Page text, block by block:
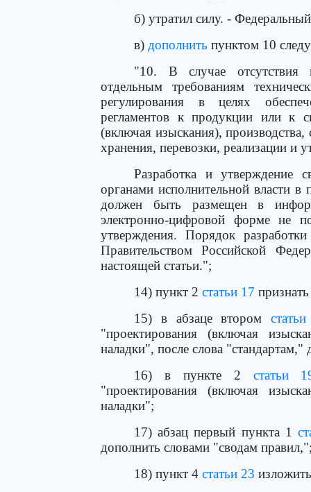
б) утратил силу. -
в) дополнить пунктом 10
"10. В случае отсутствия
отдельным требованиям
регулирования в целях
регламентов к продукции или к
(включая изыскания), производства,
хранения, перевозки, реализации и
Разработка и утверждение
органами исполнительной власти
должен быть размещен в
электронно-цифровой форме не
утверждения. Порядок
Правительством Российской
настоящей статьи.";
14) пункт 2 статьи 17
15) в абзаце втором
"проектирования (включая
наладки", после слова
16) в пункте 2 статьи
"проектирования (включая
наладки";
17) абзац первый пункта 1
дополнить словами "сводам
18) пункт 4 статьи 23